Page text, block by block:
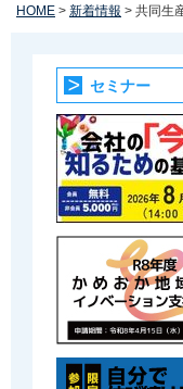
HOME > 新着情報 > 共同生
セミナー